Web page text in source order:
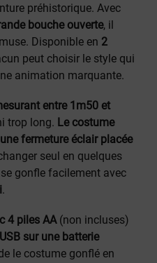
préhistorique. Avec
bouche ouverte, il
Disponible en 2
peut choisir le style qui
animation marquante.
entre 1m50 et
trop long. Le costume
fermeture éclair placée
seul en quelques
gonfle facilement avec
.
4 piles AA(non incluses)
sur une batterie
le costume gonflé en